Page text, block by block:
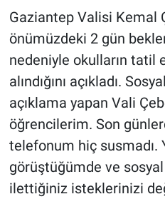
Gaziantep Valisi Kemal
önümüzdeki 2 gün
nedeniyle okulların tatil
alındığını açıkladı.
açıklama yapan Vali
öğrencilerim. Son
telefonum hiç susmadı.
görüştüğümde ve
ilettiğiniz isteklerinizi